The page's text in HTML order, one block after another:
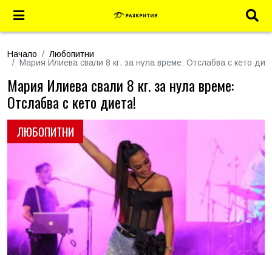
Начало
Любопитни
Мария Илиева свали 8 кг. за нула време: Отслабва с кето
ЛЮБОПИТНИ
Мария Илиева свали 8 кг. за нула време:
Отслабва с кето диета!